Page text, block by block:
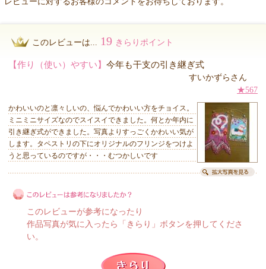
このレビューは... 19 きらりポイント
【作り（使い）やすい】 今年も干支の引き継ぎ式
すいかずらさん
★567
かわいいのと凛々しいの、悩んでかわいい方をチョイス。
ミニミニサイズなのでスイスイできました。何とか年内に
引き継ぎ式ができました。写真よりすっごくかわいい気が
します。タペストリの下にオリジナルのフリンジをつけよ
うと思っているのですが・・・むつかしいです
このレビューが参考になったり
作品写真が気に入ったら「きらり」ボタンを押してくださ
い。